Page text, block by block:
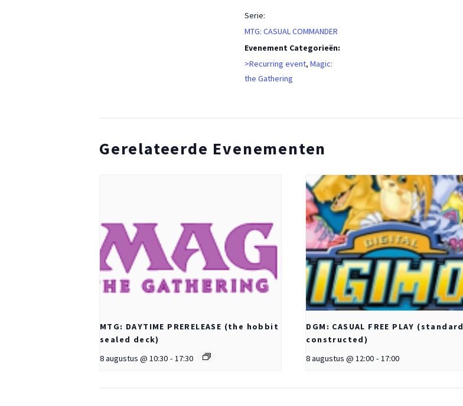
Serie:
MTG: CASUAL COMMANDER
Evenement Categorieën:
>Recurring event, Magic:
the Gathering
Gerelateerde Evenementen
MTG: DAYTIME PRERELEASE (the hobbit
sealed deck)
8 augustus @ 10:30 - 17:30
DGM: CASUAL FREE PLAY (standard
constructed)
8 augustus @ 12:00 - 17:00